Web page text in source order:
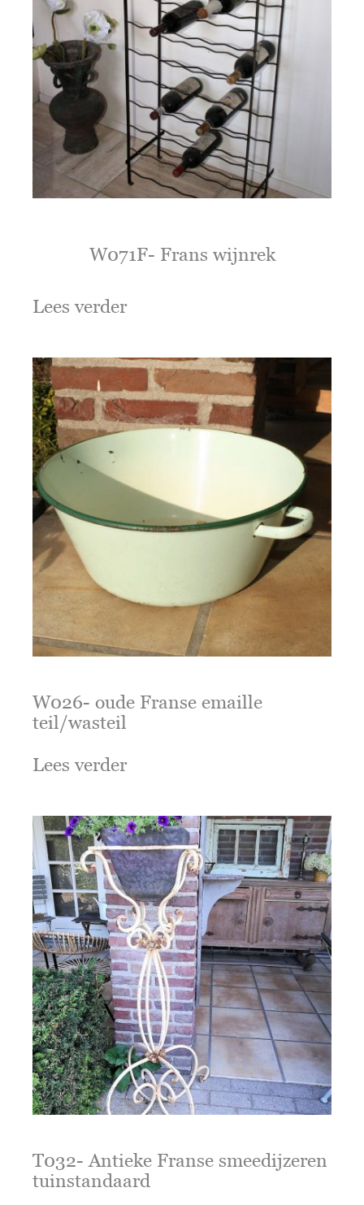
W071F- Frans wijnrek
Lees verder
W026- oude Franse emaille
teil/wasteil
Lees verder
T032- Antieke Franse smeedijzeren
tuinstandaard